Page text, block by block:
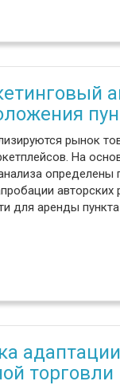
рынок
На
определены
для аренды
торговли